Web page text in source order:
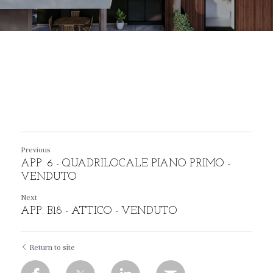
Previous
APP. 6 - QUADRILOCALE PIANO PRIMO -
VENDUTO
Next
APP. B18 - ATTICO - VENDUTO
Return to site